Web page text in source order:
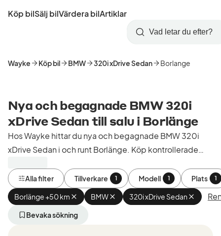
till
Startsida
Köp bilSälj bilVärdera bilArtiklar
Skapa
konto
Logga
in
Sök
Wayke Köp bil BMW 320i xDrive Sedan Borlange
Nya och begagnade BMW 320i
xDrive Sedan till salu i Borlänge
Hos Wayke hittar du nya och begagnade BMW 320i
xDrive Sedan i och runt Borlänge. Köp kontrollerade
Alla filter Tillverkare 1 Modell 1 Plats 1
Borlänge +50 km Ta
bort
aktivt
BMW Ta
bort
320i xDrive Sedan Ta
bort
Bevaka sökning